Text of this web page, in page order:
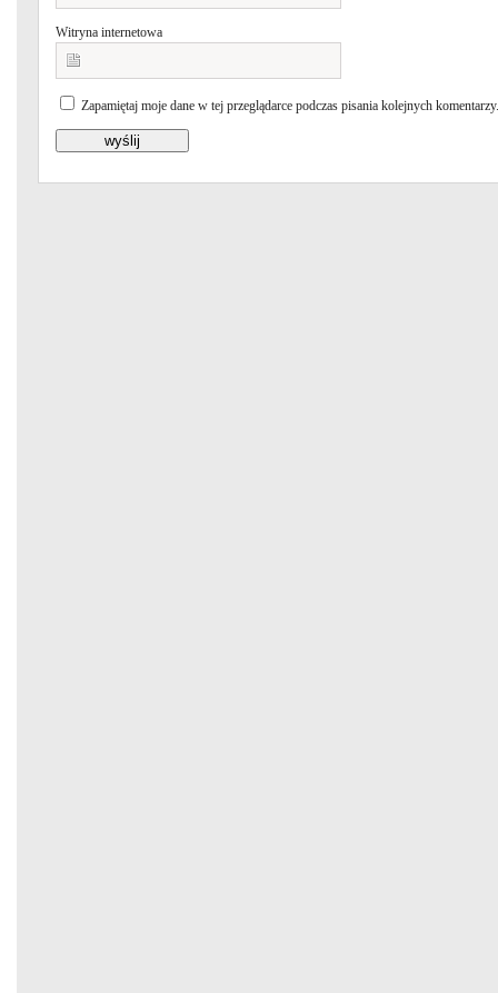
Witryna internetowa
Zapamiętaj moje dane w tej przeglądarce podczas pisania kolejnych komentarzy.